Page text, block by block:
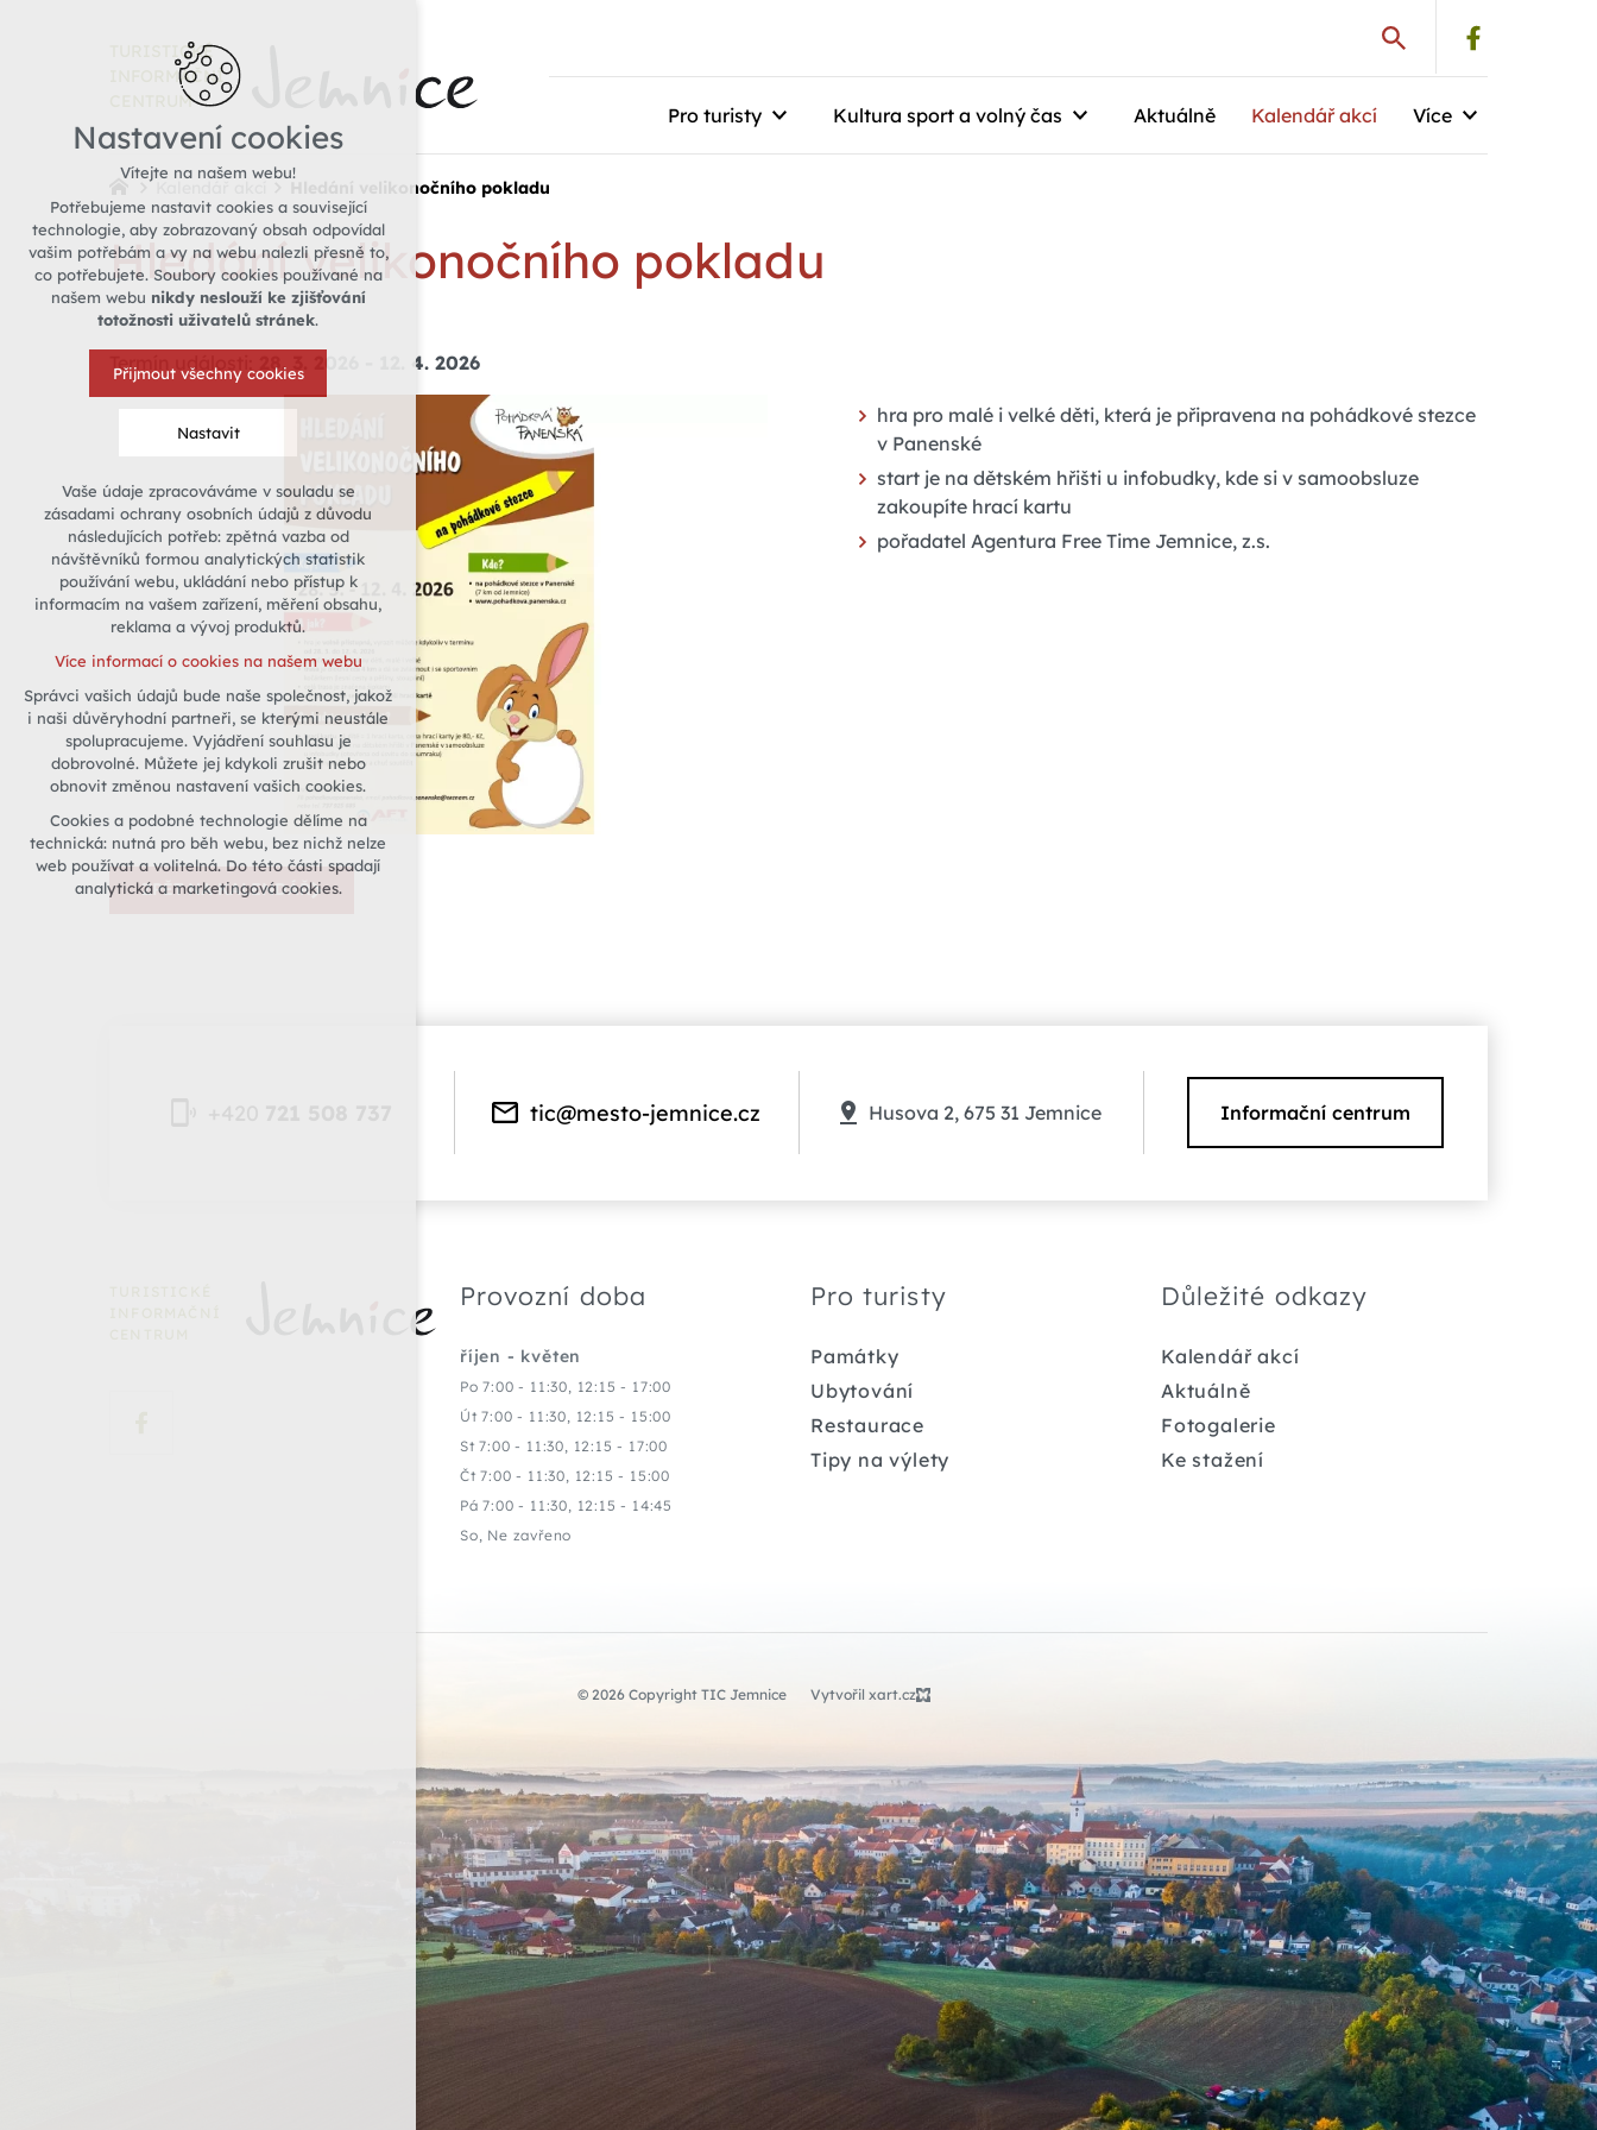
TURISTICKÉ
INFORMAČNÍ
CENTRUM
Pro turisty Kultura sport a volný čas Aktuálně Kalendář akcí Více
Hledání velikonočního pokladu
Hledání velikonočního pokladu
Termín události: 28. 3. 2026 12. 4. 2026
hra pro malé i velké děti, která je připravena na pohádkové stezce
v Panenské
start je na dětském hřišti u infobudky, kde si v samoobsluze
zakoupíte hrací kartu
pořadatel Agentura Free Time Jemnice, z.s.
ZPĚT NA KALENDÁŘ
tic@mesto-jemnice.cz Husova 2, 675 31 Jemnice Informační centrum
Provozní doba
říjen - květen
Po 7:00 - 11:30, 12:15 - 17:00
Út 7:00 - 11:30, 12:15 - 15:00
St 7:00 - 11:30, 12:15 - 17:00
Čt 7:00 - 11:30, 12:15 - 15:00
Pá 7:00 - 11:30, 12:15 - 14:45
So, Ne zavřeno
Pro turisty
Památky
Ubytování
Restaurace
Tipy na výlety
Důležité odkazy
Kalendář akcí
Aktuálně
Fotogalerie
Ke stažení
© 2026 Copyright TIC Jemnice Vytvořil xart.cz
Nastavení cookies
Vítejte na našem webu!
Potřebujeme nastavit cookies a související
technologie, aby zobrazovaný obsah odpovídal
vašim potřebám a vy na webu nalezli přesně to,
co potřebujete. Soubory cookies používané na
našem webu nikdy neslouží ke zjišťování
totožnosti uživatelů stránek.
Přijmout všechny cookies
Nastavit
Technická cookies
nutná pro provozování webu
udržení kontextu stránek (session):
případná přihlášení, volby jazyka, apod.
Volitelná cookies
vyhodnocení návštěvnosti
marketingová cookies (Google)
Více informací o cookies na našem webu
Odmítnout vše
Vaše údaje zpracováváme v souladu se
zásadami ochrany osobních údajů z důvodu
následujících potřeb: zpětná vazba od
návštěvníků formou analytických statistik
používání webu, ukládání nebo přístup k
informacím na vašem zařízení, měření obsahu,
reklama a vývoj produktů.
Více informací o cookies na našem webu
Správci vašich údajů bude naše společnost, jakož
i naši důvěryhodní partneři, se kterými neustále
spolupracujeme. Vyjádření souhlasu je
dobrovolné. Můžete jej kdykoli zrušit nebo
obnovit změnou nastavení vašich cookies.
Cookies a podobné technologie dělíme na
technická: nutná pro běh webu, bez nichž nelze
web používat a volitelná. Do této části spadají
analytická a marketingová cookies.